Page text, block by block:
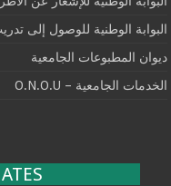
البوابة الوطنية للوصول إلى
ديوان المطبوعات الجامعية
الخدمات الجامعية – O.N.O.U